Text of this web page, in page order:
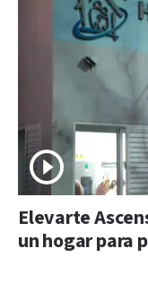
Elevarte
un hogar para